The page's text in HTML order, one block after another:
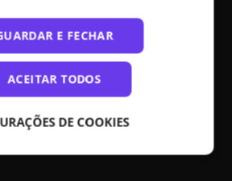
E FECHAR
ACEITAR TODOS
DE COOKIES